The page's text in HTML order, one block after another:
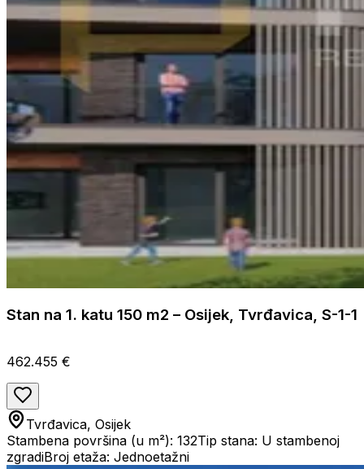
Stan na 1. katu 150 m2 – Osijek, Tvrđavica, S-1-1
462.455 €
Tvrđavica, Osijek
Stambena površina (u m²): 132Tip stana: U stambenoj
zgradiBroj etaža: Jednoetažni